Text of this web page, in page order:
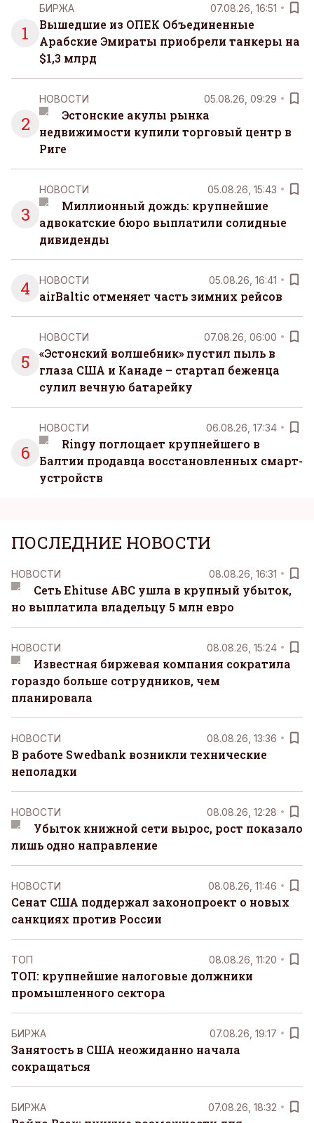
1
БИРЖА 07.08.26, 16:51
Вышедшие из ОПЕК Объединенные
Арабские Эмираты приобрели танкеры на
$1,3 млрд
2
НОВОСТИ 05.08.26, 09:29
Эстонские акулы рынка
недвижимости купили торговый центр в
Риге
3
НОВОСТИ 05.08.26, 15:43
Миллионный дождь: крупнейшие
адвокатские бюро выплатили солидные
дивиденды
4 НОВОСТИ 05.08.26, 16:41
airBaltic отменяет часть зимних рейсов
5
НОВОСТИ 07.08.26, 06:00
«Эстонский волшебник» пустил пыль в
глаза США и Канаде – стартап беженца
сулил вечную батарейку
6
НОВОСТИ 06.08.26, 17:34
Ringy поглощает крупнейшего в
Балтии продавца восстановленных смарт-
устройств
ПОСЛЕДНИЕ НОВОСТИ
НОВОСТИ 08.08.26, 16:31
Сеть Ehituse ABC ушла в крупный убыток,
но выплатила владельцу 5 млн евро
НОВОСТИ 08.08.26, 15:24
Известная биржевая компания сократила
гораздо больше сотрудников, чем
планировала
НОВОСТИ 08.08.26, 13:36
В работе Swedbank возникли технические
неполадки
НОВОСТИ 08.08.26, 12:28
Убыток книжной сети вырос, рост показало
лишь одно направление
НОВОСТИ 08.08.26, 11:46
Сенат США поддержал законопроект о новых
санкциях против России
ТОП 08.08.26, 11:20
ТОП: крупнейшие налоговые должники
промышленного сектора
БИРЖА 07.08.26, 19:17
Занятость в США неожиданно начала
сокращаться
БИРЖА 07.08.26, 18:32